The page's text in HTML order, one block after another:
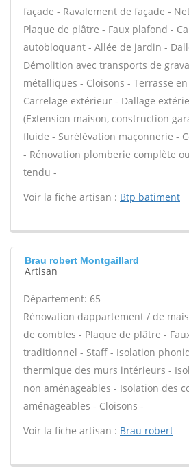
façade - Ravalement de façade -
Plaque de plâtre - Faux plafond -
autobloquant - Allée de jardin -
Démolition avec transports de
métalliques - Cloisons - Terrasse
Carrelage extérieur - Dallage
(Extension maison, construction
fluide - Surélévation maçonnerie -
- Rénovation plomberie complète
tendu -
Voir la fiche artisan : Btp batiment
Brau robert Montgaillard
Artisan
Département: 65
Rénovation dappartement / de
de combles - Plaque de plâtre -
traditionnel - Staff - Isolation
thermique des murs intérieurs -
non aménageables - Isolation des
aménageables - Cloisons -
Voir la fiche artisan : Brau robert